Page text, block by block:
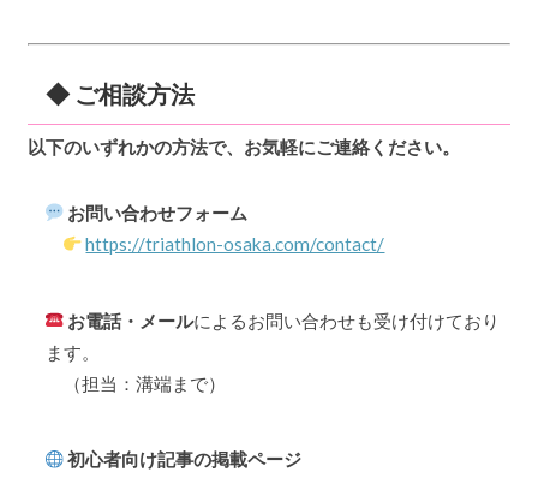
◆ ご相談方法
以下のいずれかの方法で、お気軽にご連絡ください。
お問い合わせフォーム
https://triathlon-osaka.com/contact/
お電話・メールによるお問い合わせも受け付けており
ます。
（担当：溝端まで）
初心者向け記事の掲載ページ